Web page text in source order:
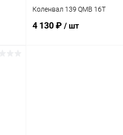
Коленвал 139 QMB 16T
4 130 ₽ / шт